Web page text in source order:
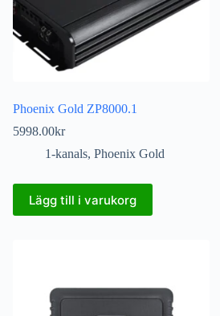
Phoenix Gold ZP8000.1
5998.00kr
1-kanals, Phoenix Gold
Lägg till i varukorg